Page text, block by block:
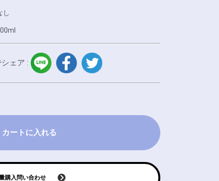
し
ェア :
LINE facebook
カートに入れる
購入問い合わせ